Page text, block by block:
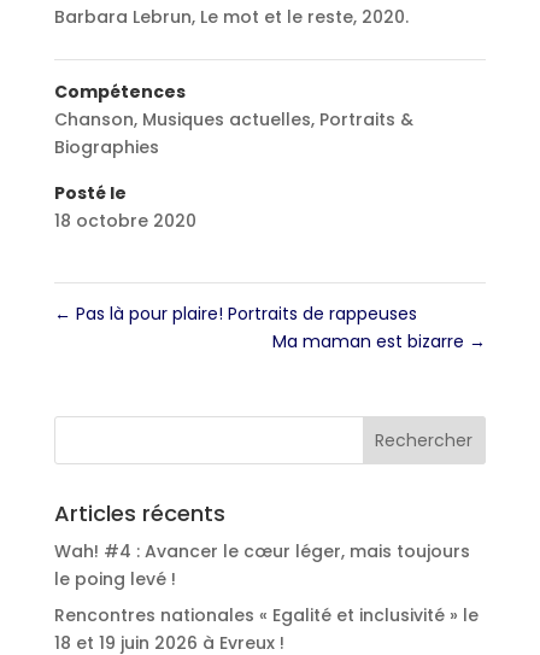
Barbara Lebrun, Le mot et le reste, 2020.
Compétences
Chanson, Musiques actuelles, Portraits &
Biographies
Posté le
18 octobre 2020
← Pas là pour plaire! Portraits de rappeuses
Ma maman est bizarre →
Articles récents
Wah! #4 : Avancer le cœur léger, mais toujours
le poing levé !
Rencontres nationales « Egalité et inclusivité » le
18 et 19 juin 2026 à Evreux !